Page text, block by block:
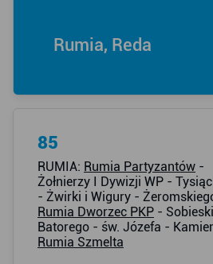
Rumia, Reda
85
RUMIA: Rumia Partyzantów -
Żołnierzy I Dywizji WP -
- Żwirki i Wigury -
Rumia Dworzec PKP -
Batorego - św. Józefa -
Rumia Szmelta